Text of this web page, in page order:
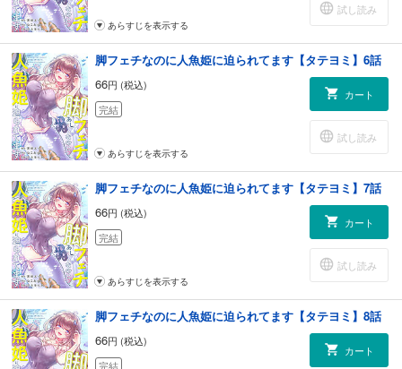
試し読み
あらすじを表示する
脚フェチなのに人魚姫に迫られてます【タテヨミ】6話
66円 (税込)
完結
カート
試し読み
あらすじを表示する
脚フェチなのに人魚姫に迫られてます【タテヨミ】7話
66円 (税込)
完結
カート
試し読み
あらすじを表示する
脚フェチなのに人魚姫に迫られてます【タテヨミ】8話
66円 (税込)
完結
カート